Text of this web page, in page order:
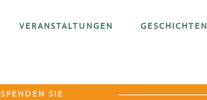
VERANSTALTUNGEN GESCHICHTEN
SPENDEN SIE